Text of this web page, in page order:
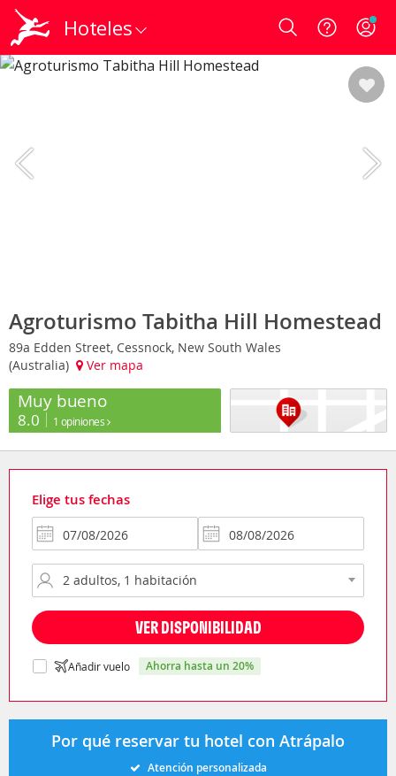
Hoteles Login
Agroturismo Tabitha Hill Homestead
89a Edden Street, Cessnock, New South Wales
(Australia)
Ver mapa
Muy bueno
8.0 1 opiniones
Elige tus fechas
VER DISPONIBILIDAD
Añadir vuelo ahorra hasta un 20%
Por qué reservar tu hotel con Atrápalo
Atención personalizada